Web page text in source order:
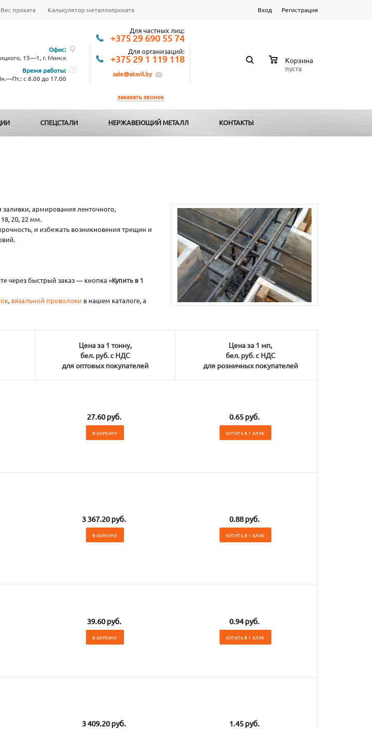
Вес проката Калькулятор металлопроката Вход Регистрация
Офис:
15—1, г. Минск
Время работы:
с 8.00 до 17.00
Для частных лиц:
+375 29 690 55 74
Для организаций:
+375 29 1 119 118
sale@aksvil.by
заказать звонок
Корзина
пуста
СПЕЦСТАЛИ НЕРЖАВЕЮЩИЙ МЕТАЛЛ КОНТАКТЫ
армирования ленточного,
20, 22 мм.
и избежать возникновения трещин и
через быстрый заказ — кнопка «Купить в 1
, вязальной проволоки в нашем каталоге, а
Цена за 1 тонну,
бел. руб. с НДС
для оптовых покупателей
Цена за 1 мп,
бел. руб. с НДС
для розничных покупателей
27.60 руб.
В КОРЗИНУ
0.65 руб.
КУПИТЬ В 1 КЛИК
3 367.20 руб.
В КОРЗИНУ
0.88 руб.
КУПИТЬ В 1 КЛИК
39.60 руб.
В КОРЗИНУ
0.94 руб.
КУПИТЬ В 1 КЛИК
3 409.20 руб. 1.45 руб.